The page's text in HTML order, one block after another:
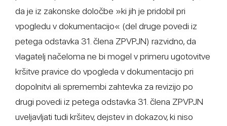
da je iz zakonske določbe »ki jih je pridobil pri
vpogledu v dokumentacijo« (del druge povedi iz
petega odstavka 31. člena ZPVPJN) razvidno, da
vlagatelj načeloma ne bi mogel v primeru ugotovitve
kršitve pravice do vpogleda v dokumentacijo pri
dopolnitvi ali spremembi zahtevka za revizijo po
drugi povedi iz petega odstavka 31. člena ZPVPJN
uveljavljati tudi kršitev, dejstev in dokazov, ki niso